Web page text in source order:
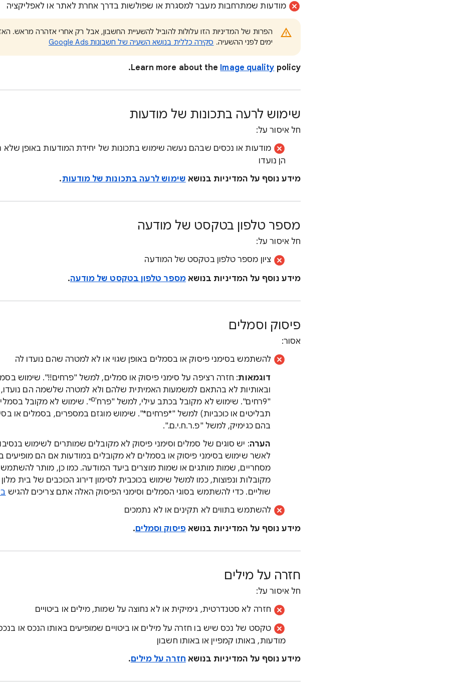
מודעות שמתרחבות מעבר למסגרת או שפולשות בדרך אחרת לאתר או לאפליקציה
ימים לפני ההשעיה. סקירה כללית בנושא השעיה של חשבונות Google Ads
Learn more about the Image quality policy.
שימוש לרעה בתכונות של מודעות
חל איסור על:
מודעות או נכסים שבהם נעשה שימוש בתכונות של יחידת המודעות באופן
הן נועדו
מידע נוסף על המדיניות בנושא שימוש לרעה בתכונות של מודעות.
מספר טלפון בטקסט של מודעה
חל איסור על:
ציון מספר טלפון בטקסט של המודעה
מידע נוסף על המדיניות בנושאמספר טלפון בטקסט של מודעה.
פיסוק וסמלים
אסור:
להשתמש בסימני פיסוק או בסמלים באופן שגוי או לא למטרה שהם נועדו לה
דוגמאות: חזרה רציפה על סימני פיסוק או סמלים, למשל "פרחים!!". שימוש
"9רחים". שימוש לא מקובל בכתב עילי, למשל "פרח
ים". שימוש לא מקובל
תבליטים או כוכביות) למשל "*פרחים*". שימוש מוגזם במספרים, בסמלים או
בהם כגימיק, למשל "פ.ר.ח.י.ם.".
הערה: יש סוגים של סמלים וסימני פיסוק לא מקובלים שמותרים לשימוש
לאשר שימוש בסימני פיסוק או בסמלים לא מקובלים במודעות אם הם מופיעים
מסחריים, שמות מותגים או שמות מוצרים ביעד המודעה. כמו כן, מותר
שוליים. כדי להשתמש בסוגי הסמלים וסימני הפיסוק האלה אתם צריכים להגיש
להשתמש בתווים לא תקינים או לא נתמכים
מידע נוסף על המדיניות בנושא פיסוק וסמלים.
חזרה על מילים
חל איסור על:
חזרה לא סטנדרטית, גימיקית או לא נחוצה על שמות, מילים או ביטויים
טקסט של נכס שיש בו חזרה על מילים או ביטויים שמופיעים באותו הנכס או
מודעות, באותו קמפיין או באותו חשבון
מידע נוסף על המדיניות בנושא חזרה על מילים.